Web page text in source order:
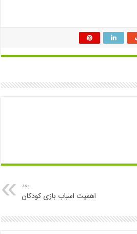
بعد
اهمیت اسباب بازی کودکان